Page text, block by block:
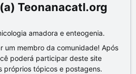
Teonanacatl.org
amadora e enteogenia.
um membro da comunidade! Após
poderá participar deste site
próprios tópicos e postagens.